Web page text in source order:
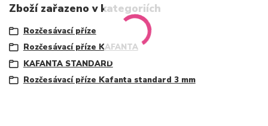
Zboží zařazeno v kategoriích
Rozčesávací příze
Rozčesávací příze KAFANTA
KAFANTA STANDARD
Rozčesávací příze Kafanta standard 3 mm